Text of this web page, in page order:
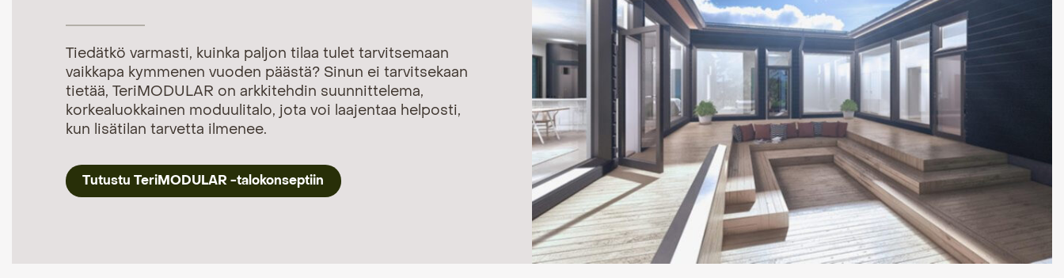
Tiedätkö varmasti, kuinka paljon tilaa tulet tarvitsemaan
vaikkapa kymmenen vuoden päästä? Sinun ei tarvitsekaan
tietää, TeriMODULAR on arkkitehdin suunnittelema,
korkealuokkainen moduulitalo, jota voi laajentaa helposti,
kun lisätilan tarvetta ilmenee.
Tutustu TeriMODULAR -talokonseptiin